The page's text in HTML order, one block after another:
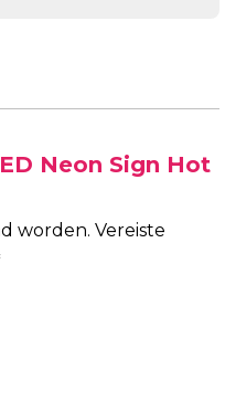
Neon Sign Hot
worden. Vereiste